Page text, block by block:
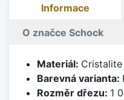
Informace
O značce Schock
Materiál: Cristalite
Barevná varianta:
Rozměr dřezu: 1